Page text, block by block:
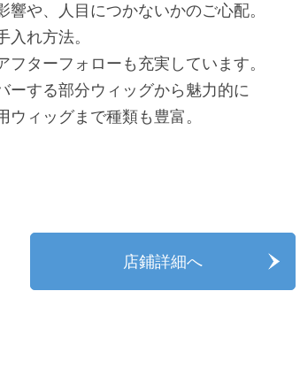
や、人目につかないかのご心配。
れ方法。
ターフォローも充実しています。
ーする部分ウィッグから魅力的に
ィッグまで種類も豊富。
店鋪詳細へ